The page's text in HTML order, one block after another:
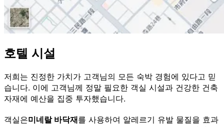
호텔 시설
저희는 진정한 가치가 고객님의 모든 숙박 경험에 있다고 믿
습니다. 이에 고객님께 정말 필요한 객실 시설과 건강한 건축
자재에 예산을 집중 투자했습니다.
객실은미네랄 바닥재를 사용하여 알레르기 유발 물질을 효과